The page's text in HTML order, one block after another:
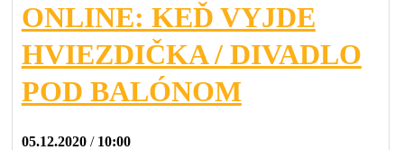
ONLINE: KEĎ VYJDE
HVIEZDIČKA / DIVADLO
POD BALÓNOM
05.12.2020/ 10:00